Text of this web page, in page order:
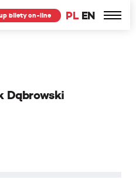
PL EN
bilety on-line
Dąbrowski